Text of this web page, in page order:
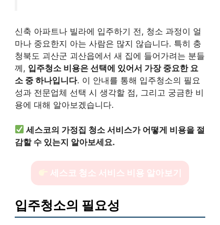
신축 아파트나 빌라에 입주하기 전, 청소 과정이 얼
마나 중요한지 아는 사람은 많지 않습니다. 특히 충
청북도 괴산군 괴산읍에서 새 집에 들어가려는 분들
께, 입주청소 비용은 선택에 있어서 가장 중요한 요
소 중 하나입니다. 이 안내를 통해 입주청소의 필요
성과 전문업체 선택 시 생각할 점, 그리고 궁금한 비
용에 대해 알아보겠습니다.
세스코의 가정집 청소 서비스가 어떻게 비용을 절
감할 수 있는지 알아보세요.
세스코 청소 서비스 비용 알아보기
입주청소의 필요성